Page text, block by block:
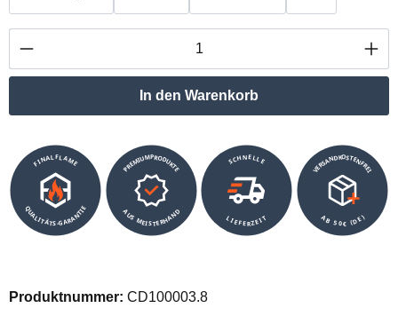
Produkt Anzahl: Gib den gewünschten
In den Warenkorb
FINALFLAME
QUALITÄTS-GARANTIE
PREMIUMPRODUKTE
AUS MEISTERHAND
SCHNELLE
LIEFERZEIT
VERSANDKOSTENFREI
AB 50€ (DE)
Produktnummer: CD100003.8